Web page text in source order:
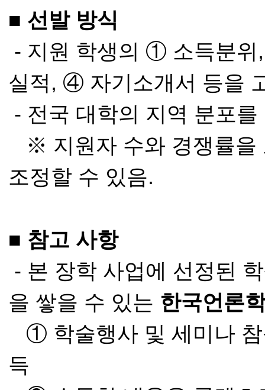
■ 선발 방식
- 지원 학생의 ① 소득분
실적, ④ 자기소개서 등을
- 전국 대학의 지역 분포
※ 지원자 수와 경쟁률을
조정할 수 있음.
■ 참고 사항
- 본 장학 사업에 선정된
을 쌓을 수 있는 한국언론
① 학술행사 및 세미나 참
득